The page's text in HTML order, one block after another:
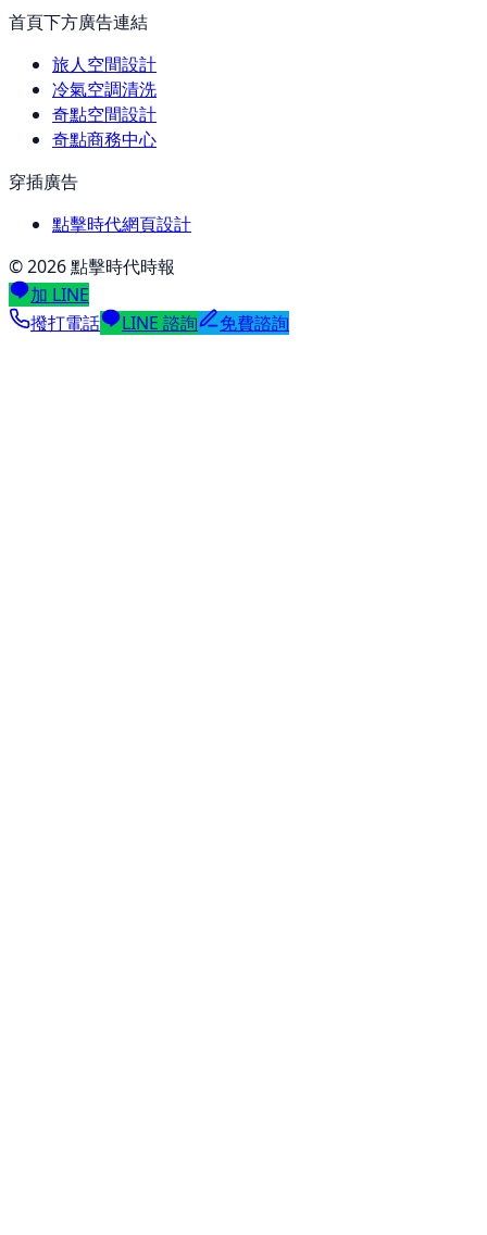
首頁下方廣告連結
旅人空間設計
冷氣空調清洗
奇點空間設計
奇點商務中心
穿插廣告
點擊時代網頁設計
©2026點擊時代時報
加 LINE
撥打電話
LINE 諮詢 免費諮詢